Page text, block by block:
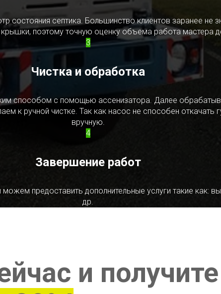
состояния септика. Большинство клиентов заранее не
крышки, поэтому точную оценку объема работа мастера
3
Чистка и обработка
способом с помощью ассенизатора. Далее
к ручной чистке. Так как насос не способен откачать
вручную.
4
Завершение работ
предоставить дополнительные услуги такие как:
др.
и